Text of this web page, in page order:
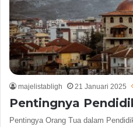
majelistabligh 21 Januari 2025
Pentingnya
Pentingya Orang Tua dalam